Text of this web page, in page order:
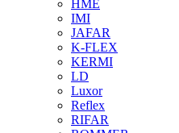
HME
IMI
JAFAR
K-FLEX
KERMI
LD
Luxor
Reflex
RIFAR